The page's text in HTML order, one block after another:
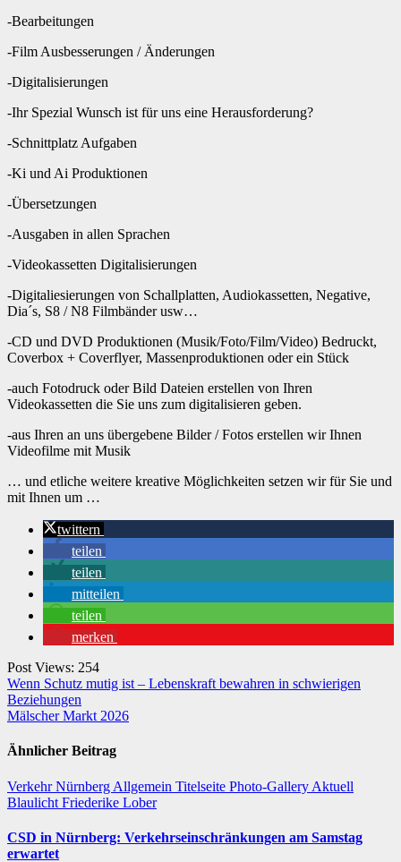
-Bearbeitungen
-Film Ausbesserungen / Änderungen
-Digitalisierungen
-Ihr Spezial Wunsch ist für uns eine Herausforderung?
-Schnittplatz Aufgaben
-Ki und Ai Produktionen
-Übersetzungen
-Ausgaben in allen Sprachen
-Videokassetten Digitalisierungen
-Digitaliesierungen von Schallplatten, Audiokassetten, Negative,
Dia´s, S8 / N8 Filmbänder usw…
-CD und DVD Produktionen (Musik/Foto/Film/Video) Bedruckt,
Coverbox + Coverflyer, Massenproduktionen oder ein Stück
-auch Fotodruck oder Bild Dateien erstellen von Ihren
Videokassetten die Sie uns zum digitalisieren geben.
-aus Ihren an uns übergebene Bilder / Fotos erstellen wir Ihnen
Videofilme mit Musik
… und etliche weitere kreative Möglichkeiten setzen wir für Sie und
mit Ihnen um …
twittern
teilen
teilen
mitteilen
teilen
merken
Post Views: 254
Beitragsnavigation
Wenn Schutz mutig ist – Lebenskraft bewahren in schwierigen
Beziehungen
Mälscher Markt 2026
Ähnlicher Beitrag
VerkehrNürnberg Allgemein Titelseite Photo-Gallery Aktuell
Blaulicht Friederike Lober
CSD in Nürnberg: Verkehrseinschränkungen am Samstag
erwartet